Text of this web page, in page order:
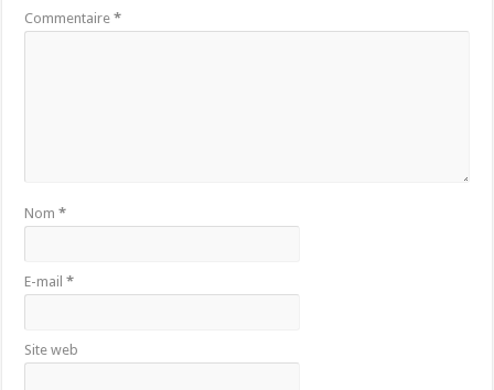
Commentaire*
Nom*
E-mail*
Site web